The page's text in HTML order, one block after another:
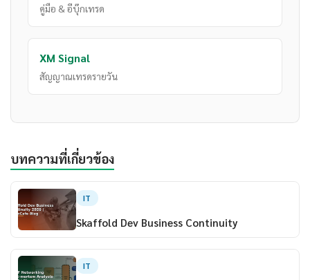
คู่มือ & อีบุ๊กเทรด
XM Signal
สัญญาณเทรดรายวัน
บทความที่เกี่ยวข้อง
IT
Skaffold Dev Business Continuity
IT